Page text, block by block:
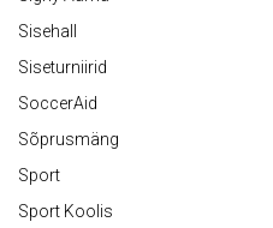
Sisehall
Siseturniirid
SoccerAid
Sõprusmäng
Sport
Sport Koolis